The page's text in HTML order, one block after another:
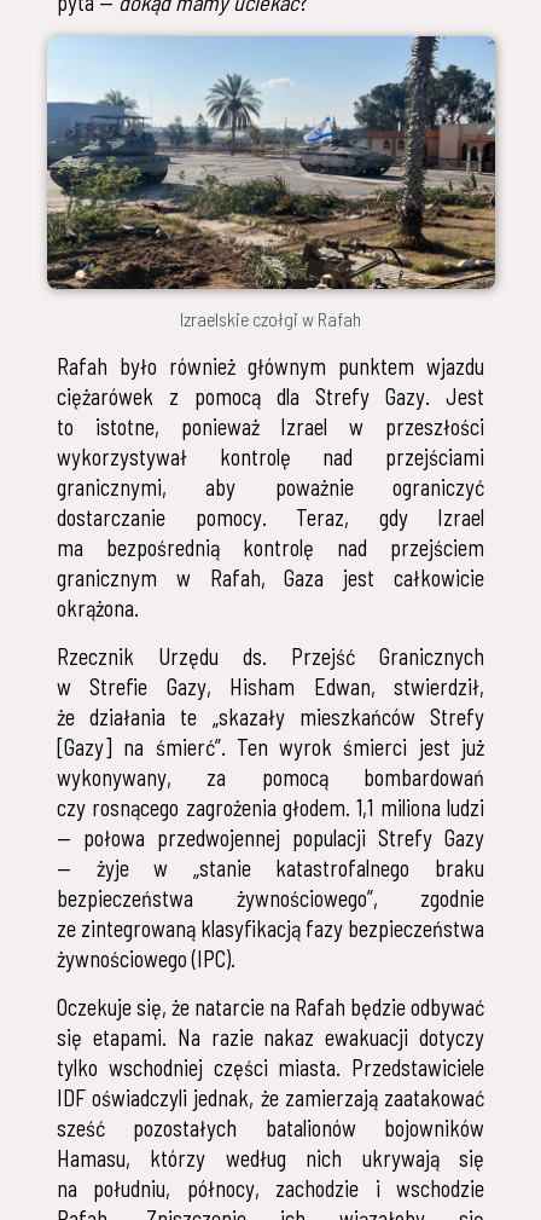
Izraelskie czołgi w Rafah
Rafah było również głównym punktem wjazdu
ciężarówek z pomocą dla Strefy Gazy. Jest
to istotne, ponieważ Izrael w przeszłości
wykorzystywał kontrolę nad przejściami
granicznymi, aby poważnie ograniczyć
dostarczanie pomocy. Teraz, gdy Izrael
ma bezpośrednią kontrolę nad przejściem
granicznym w Rafah, Gaza jest całkowicie
okrążona.
Rzecznik Urzędu ds. Przejść Granicznych
w Strefie Gazy, Hisham Edwan, stwierdził,
że działania te „skazały mieszkańców Strefy
[Gazy] na śmierć”. Ten wyrok śmierci jest już
wykonywany, za pomocą bombardowań
czy rosnącego zagrożenia głodem. 1,1 miliona ludzi
— połowa przedwojennej populacji Strefy Gazy
— żyje w „stanie katastrofalnego braku
bezpieczeństwa żywnościowego”, zgodnie
ze zintegrowaną klasyfikacją fazy bezpieczeństwa
żywnościowego (IPC).
Oczekuje się, że natarcie na Rafah będzie odbywać
się etapami. Na razie nakaz ewakuacji dotyczy
tylko wschodniej części miasta. Przedstawiciele
IDF oświadczyli jednak, że zamierzają zaatakować
sześć pozostałych batalionów bojowników
Hamasu, którzy według nich ukrywają się
na południu, północy, zachodzie i wschodzie